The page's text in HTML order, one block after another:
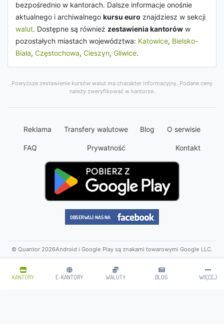
KANTORY E-KANTORY WALUTY BLOG WIĘCEJ
bezpośrednio w kantorach. Dalsze informacje onośnie
aktualnego i archiwalnego kursu euro znajdziesz w sekcji
walut. Dostępne są również zestawienia kantorów w
pozostałych miastach województwa: Katowice, Bielsko-
Biała, Częstochowa, Cieszyn, Gliwice.
Powyższe zestawienie kursów walut ma charakter informacyjny. Podane ceny
należy zweryfikować w kantorze.
Reklama Transfery walutowe Blog O serwisie
FAQ Prywatność Kontakt
© Quantor 2026Android i Google Play są znakami towarowymi Google LLC.